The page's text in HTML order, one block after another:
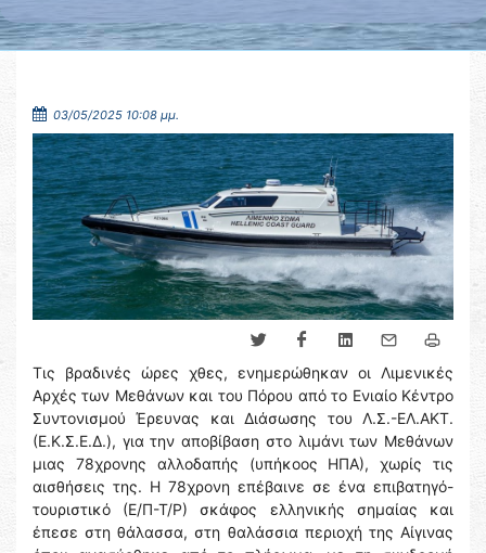
03/05/2025 10:08 μμ.
Τις βραδινές ώρες χθες, ενημερώθηκαν οι Λιμενικές
Αρχές των Μεθάνων και του Πόρου από το Ενιαίο Κέντρο
Συντονισμού Έρευνας και Διάσωσης του Λ.Σ.-ΕΛ.ΑΚΤ.
(Ε.Κ.Σ.Ε.Δ.), για την αποβίβαση στο λιμάνι των Μεθάνων
μιας 78χρονης αλλοδαπής (υπήκοος ΗΠΑ), χωρίς τις
αισθήσεις της. Η 78χρονη επέβαινε σε ένα επιβατηγό-
τουριστικό (Ε/Π-Τ/Ρ) σκάφος ελληνικής σημαίας και
έπεσε στη θάλασσα, στη θαλάσσια περιοχή της Αίγινας